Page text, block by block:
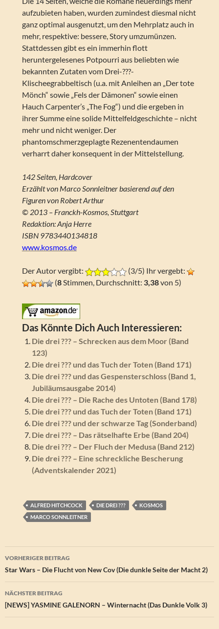
aufzubieten haben, wurden zumindest diesmal nicht
ganz optimal ausgenutzt, um den Mehrplatz auch in
mehr, respektive: bessere, Story umzumünzen.
Stattdessen gibt es ein immerhin flott
heruntergelesenes Potpourri aus beliebten wie
bekannten Zutaten vom Drei-???-
Klischeegrabbeltisch (u.a. mit Anleihen an „Der tote
Mönch“ sowie „Fels der Dämonen“ sowie einen
Hauch Carpenter’s „The Fog“) und die ergeben in
ihrer Summe eine solide Mittelfeldgeschichte – nicht
mehr und nicht weniger. Der
phantomschmerzgeplagte Rezenentendaumen
verharrt daher konsequent in der Mittelstellung.
142 Seiten, Hardcover
Erzählt von Marco Sonnleitner basierend auf den
Figuren von Robert Arthur
© 2013 – Franckh-Kosmos, Stuttgart
Redaktion: Anja Herre
ISBN 9783440134818
www.kosmos.de
Der Autor vergibt:
(3/5) Ihr vergebt:
(8Stimmen, Durchschnitt: 3,38von 5)
Das Könnte Dich Auch Interessieren:
Die drei ??? – Schrecken aus dem Moor (Band
123)
Die drei ??? und das Tuch der Toten (Band 171)
Die drei ??? und das Gespensterschloss (Band 1,
Jubiläumsausgabe 2014)
Die drei ??? – Die Rache des Untoten (Band 178)
Die drei ??? und das Tuch der Toten (Band 171)
Die drei ??? und der schwarze Tag (Sonderband)
Die drei ??? – Das rätselhafte Erbe (Band 204)
Die drei ??? – Der Fluch der Medusa (Band 212)
Die drei ??? – Eine schreckliche Bescherung
(Adventskalender 2021)
ALFRED HITCHCOCK DIE DREI ???
KOSMOS
MARCO SONNLEITNER
Beitragsnavigation
VORHERIGER BEITRAG
Star Wars – Die Flucht von New Cov (Die dunkle Seite der Macht 2)
NÄCHSTER BEITRAG
[NEWS] YASMINE GALENORN – Winternacht (Das Dunkle Volk 3)